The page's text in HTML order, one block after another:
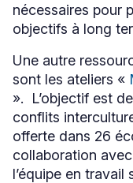
nécessaires pour
objectifs à long
Une autre
sont les ateliers «
». L’objectif est
conflits
offerte dans 26
collaboration
l’équipe en travail